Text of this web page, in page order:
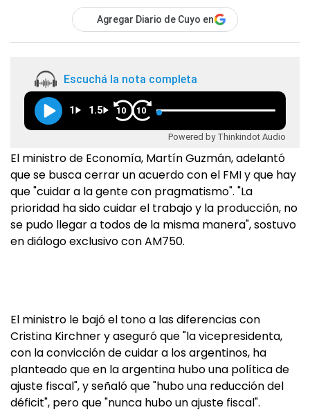
Agregar Diario de Cuyo en
Escuchá la nota completa
1 1.5 10 10
Powered by Thinkindot Audio
El ministro de Economía, Martín Guzmán, adelantó
que se busca cerrar un acuerdo con el FMI y que hay
que "cuidar a la gente con pragmatismo". "La
prioridad ha sido cuidar el trabajo y la producción, no
se pudo llegar a todos de la misma manera", sostuvo
en diálogo exclusivo con AM750.
El ministro le bajó el tono a las diferencias con
Cristina Kirchner y aseguró que "la vicepresidenta,
con la convicción de cuidar a los argentinos, ha
planteado que en la argentina hubo una política de
ajuste fiscal", y señaló que "hubo una reducción del
déficit", pero que "nunca hubo un ajuste fiscal".